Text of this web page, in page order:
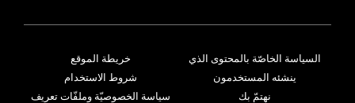
خريطة الموقع
شروط الاستخدام
سياسة الخصوصيّة وملفّات تعريف
السياسة الخاصّة بالمحتوى الذي
ينشئه المستخدمون
نهتمّ بك